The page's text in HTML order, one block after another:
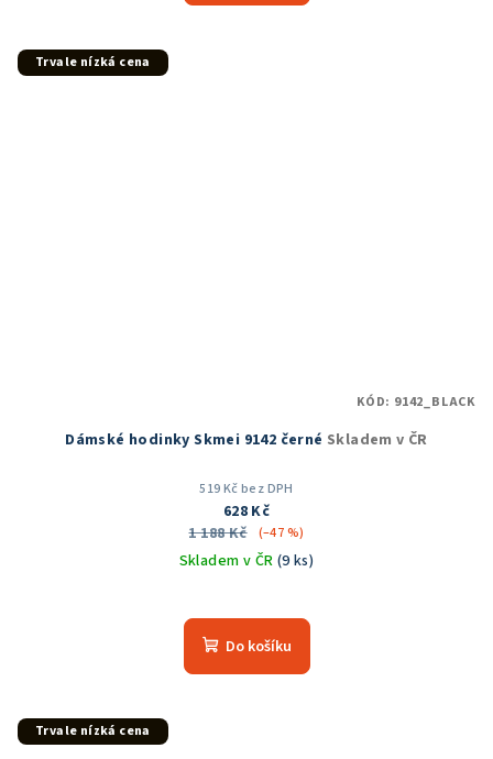
Trvale nízká cena
Dámské hodinky Skmei 9142 černé Skladem v ČR
519 Kč bez DPH
628 Kč
1 188 Kč
(–47 %)
Skladem v ČR (9 ks)
hodnocení
produktu
Do košíku
KÓD: 9142_BLACK
Trvale nízká cena